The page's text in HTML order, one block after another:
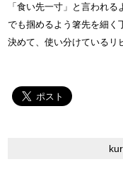
「食い先一寸」と言われ
でも掴めるよう箸先を細く
決めて、使い分けているリ